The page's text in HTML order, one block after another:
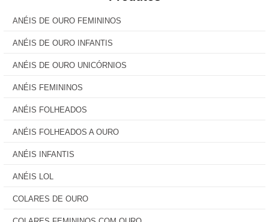
ANÉIS DE OURO FEMININOS
ANÉIS DE OURO INFANTIS
ANÉIS DE OURO UNICÓRNIOS
ANÉIS FEMININOS
ANÉIS FOLHEADOS
ANÉIS FOLHEADOS A OURO
ANÉIS INFANTIS
ANÉIS LOL
COLARES DE OURO